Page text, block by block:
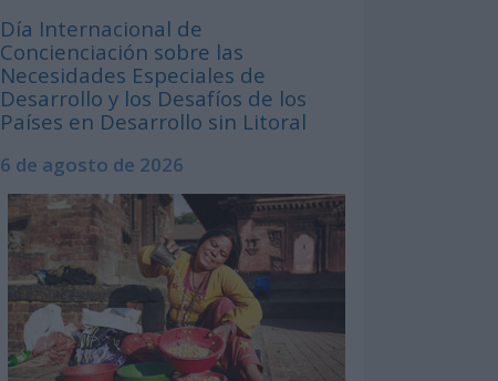
Día Internacional de
Concienciación sobre las
Necesidades Especiales de
Desarrollo y los Desafíos de los
Países en Desarrollo sin Litoral
6 de agosto de 2026